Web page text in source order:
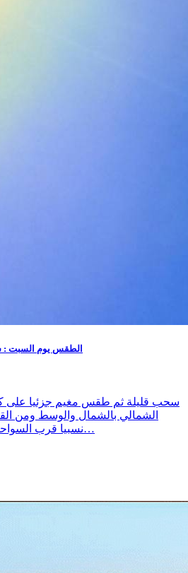
الطقس يوم السبت :
سحب قليلة ثم طقس مغيم جزئيا على
الشمالي بالشمال والوسط ومن
نسبيا قرب السواحل بالجنوب مع دواوير رملية…